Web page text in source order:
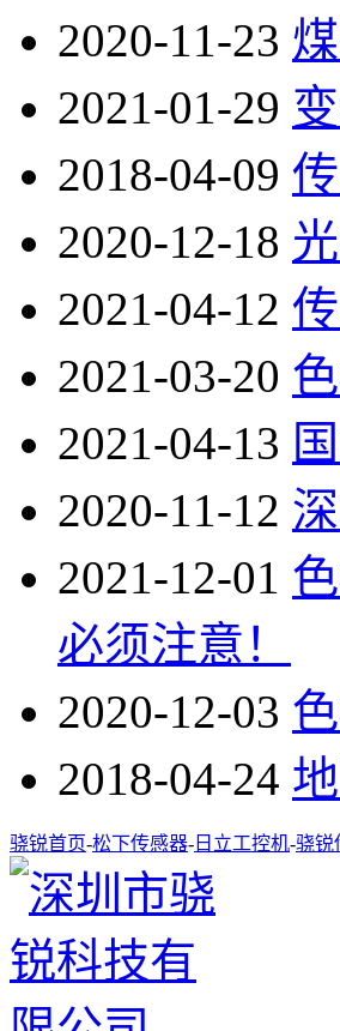
2020-11-23
2021-01-29
2018-04-09
2020-12-18
2021-04-12
2021-03-20
2021-04-13
2020-11-12
2021-12-01
必须注意！
2020-12-03
2018-04-24
骁锐首页-松下传感器- 日立工控机-骁锐